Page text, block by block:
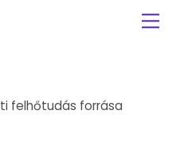
felhőtudás forrása